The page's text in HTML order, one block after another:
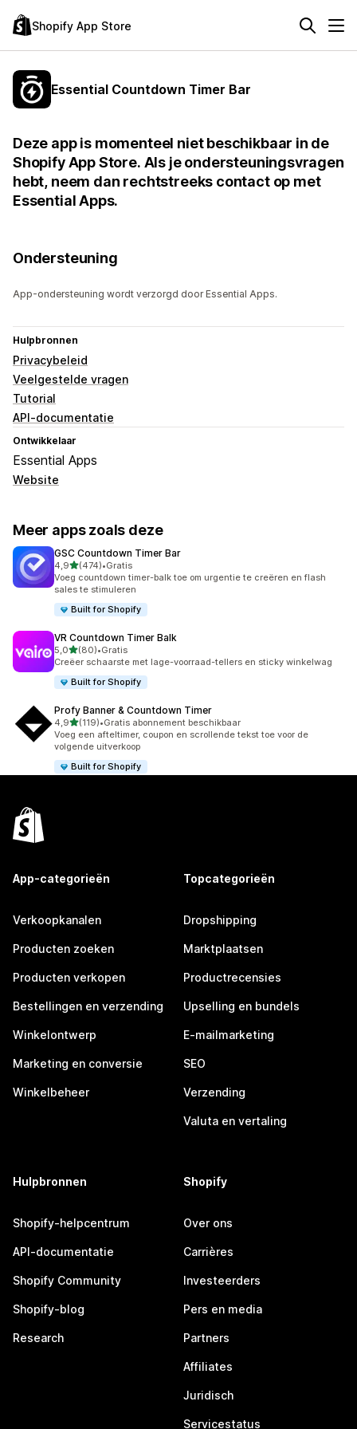
Shopify App Store
Essential Countdown Timer Bar
Deze app is momenteel niet beschikbaar in de
Shopify App Store. Als je ondersteuningsvragen
hebt, neem dan rechtstreeks contact op met
Essential Apps.
Ondersteuning
App-ondersteuning wordt verzorgd door Essential Apps.
Hulpbronnen
Privacybeleid
Veelgestelde vragen
Tutorial
API-documentatie
Ontwikkelaar
Essential Apps
Website
Meer apps zoals deze
GSC Countdown Timer Bar
4,9van 5 sterren
(474)
474 recensies in totaal
•Gratis
Voeg countdown timer-balk toe om urgentie te creëren en flash
sales te stimuleren
Built for Shopify
VR Countdown Timer Balk
5,0van 5 sterren
(80)
80 recensies in totaal
•Gratis
Creëer schaarste met lage-voorraad-tellers en sticky winkelwag
Built for Shopify
Profy Banner & Countdown Timer
4,9van 5 sterren
(119)
119 recensies in totaal
•Gratis abonnement beschikbaar
Voeg een afteltimer, coupon en scrollende tekst toe voor de
volgende uitverkoop
Built for Shopify
App-categorieën
Verkoopkanalen
Producten zoeken
Producten verkopen
Bestellingen en verzending
Winkelontwerp
Marketing en conversie
Winkelbeheer
Topcategorieën
Dropshipping
Marktplaatsen
Productrecensies
Upselling en bundels
E-mailmarketing
SEO
Verzending
Valuta en vertaling
Hulpbronnen
Shopify-helpcentrum
API-documentatie
Shopify Community
Shopify-blog
Research
Shopify
Over ons
Carrières
Investeerders
Pers en media
Partners
Affiliates
Juridisch
Servicestatus